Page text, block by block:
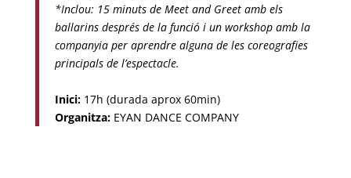
*Inclou: 15 minuts de Meet and Greet amb els
ballarins després de la funció i un workshop amb la
companyia per aprendre alguna de les coreografies
principals de l’espectacle.
Inici:17h (durada aprox 60min)
Organitza:EYAN DANCE COMPANY